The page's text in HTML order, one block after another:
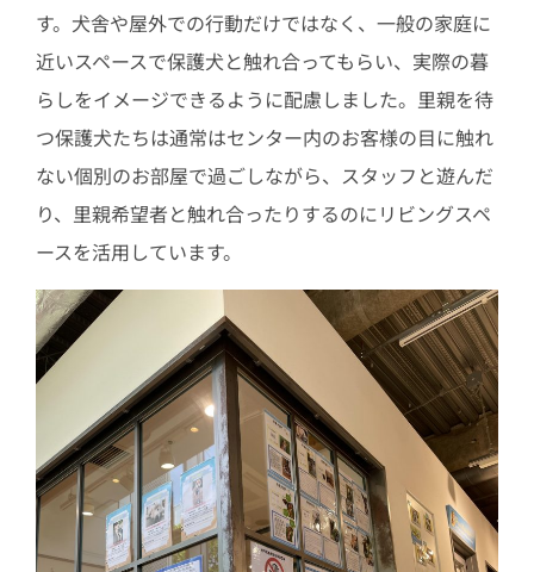
す。犬舎や屋外での行動だけではなく、一般の家庭に
近いスペースで保護犬と触れ合ってもらい、実際の暮
らしをイメージできるように配慮しました。里親を待
つ保護犬たちは通常はセンター内のお客様の目に触れ
ない個別のお部屋で過ごしながら、スタッフと遊んだ
り、里親希望者と触れ合ったりするのにリビングスペ
ースを活用しています。